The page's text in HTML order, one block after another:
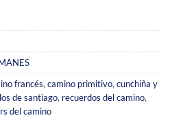
francés, camino primitivo, cunchiña y
de santiago, recuerdos del camino,
del camino